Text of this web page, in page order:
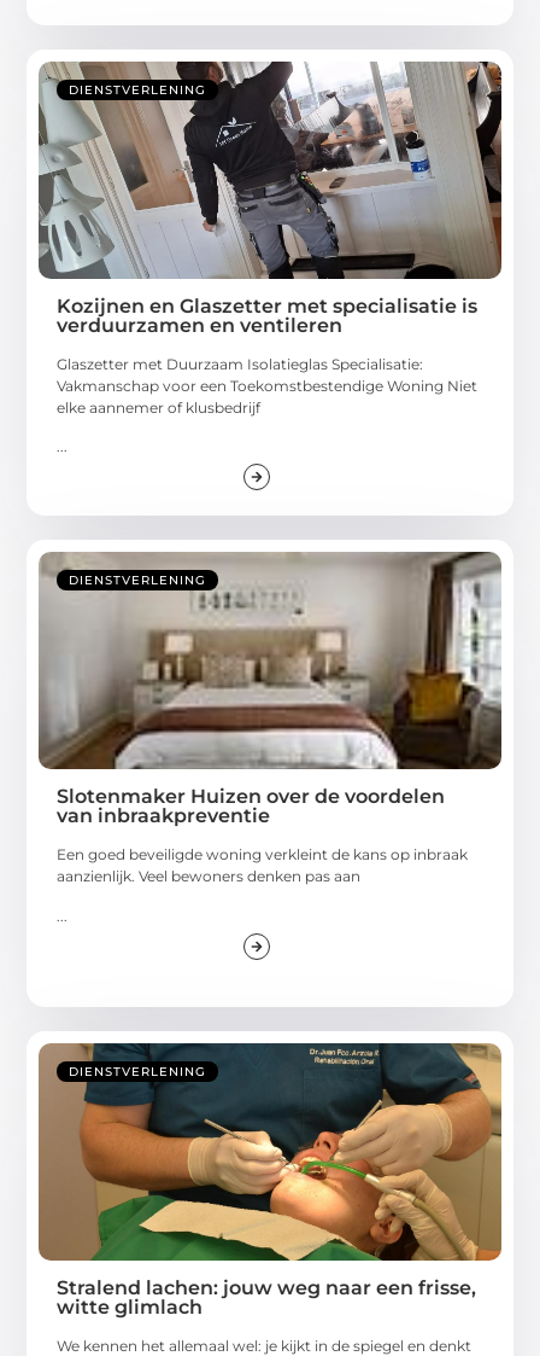
DIENSTVERLENING
Kozijnen en Glaszetter met specialisatie is
verduurzamen en ventileren
Glaszetter met Duurzaam Isolatieglas Specialisatie:
Vakmanschap voor een Toekomstbestendige Woning Niet
elke aannemer of klusbedrijf
...
DIENSTVERLENING
Slotenmaker Huizen over de voordelen
van inbraakpreventie
Een goed beveiligde woning verkleint de kans op inbraak
aanzienlijk. Veel bewoners denken pas aan
DIENSTVERLENING
Stralend lachen: jouw weg naar een frisse,
witte glimlach
We kennen het allemaal wel: je kijkt in de spiegel en denkt